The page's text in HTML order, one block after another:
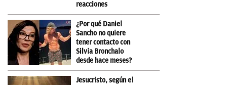
reacciones
¿Por qué Daniel
Sancho no quiere
tener contacto con
Silvia Bronchalo
desde hace meses?
Jesucristo, según el